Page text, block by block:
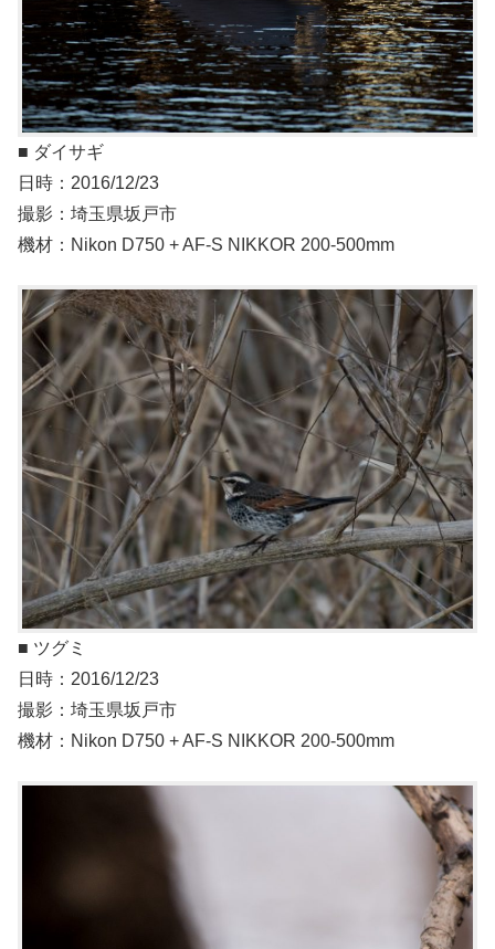
■ ダイサギ
日時：2016/12/23
撮影：埼玉県坂戸市
機材：Nikon D750 + AF-S NIKKOR 200-500mm
■ ツグミ
日時：2016/12/23
撮影：埼玉県坂戸市
機材：Nikon D750 + AF-S NIKKOR 200-500mm